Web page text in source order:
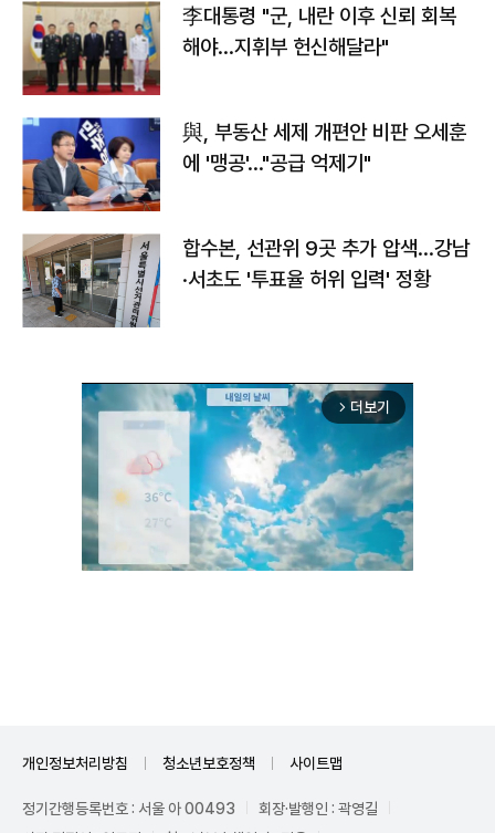
李대통령 "군, 내란 이후 신뢰 회복
해야…지휘부 헌신해달라"
與, 부동산 세제 개편안 비판 오세훈
에 '맹공'…"공급 억제기"
합수본, 선관위 9곳 추가 압색…강남
·서초도 '투표율 허위 입력' 정황
arrow_forward_ios 더보기
개인정보처리방침 청소년보호정책 사이트맵
정기간행등록번호 : 서울 아 00493
회장·발행인 : 곽영길